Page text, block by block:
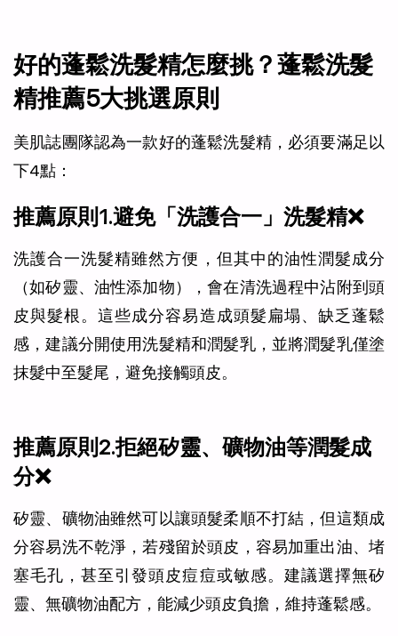
好的蓬鬆洗髮精怎麼挑？蓬鬆洗髮
精推薦5大挑選原則
美肌誌團隊認為一款好的蓬鬆洗髮精，必須要滿足以
下4點：
推薦原則1.避免「洗護合一」洗髮精❌
洗護合一洗髮精雖然方便，但其中的油性潤髮成分
（如矽靈、油性添加物），會在清洗過程中沾附到頭
皮與髮根。這些成分容易造成頭髮扁塌、缺乏蓬鬆
感，建議分開使用洗髮精和潤髮乳，並將潤髮乳僅塗
抹髮中至髮尾，避免接觸頭皮。
推薦原則2.拒絕矽靈、礦物油等潤髮成
分❌
矽靈、礦物油雖然可以讓頭髮柔順不打結，但這類成
分容易洗不乾淨，若殘留於頭皮，容易加重出油、堵
塞毛孔，甚至引發頭皮痘痘或敏感。建議選擇無矽
靈、無礦物油配方，能減少頭皮負擔，維持蓬鬆感。